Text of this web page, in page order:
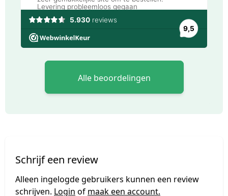
Alle beoordelingen
Schrijf een review
Alleen ingelogde gebruikers kunnen een review
schrijven. Login of maak een account.